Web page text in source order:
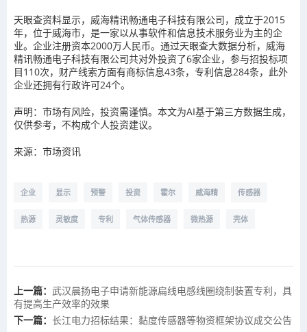
天眼查资料显示，威海精讯畅通电子科技有限公司，成立于2015
年，位于威海市，是一家以从事软件和信息技术服务业为主的企
业。企业注册资本2000万人民币。通过天眼查大数据分析，威海
精讯畅通电子科技有限公司共对外投资了6家企业，参与招投标项
目110次，财产线索方面有商标信息43条，专利信息284条，此外
企业还拥有行政许可24个。
声明：市场有风险，投资需谨慎。本文为AI基于第三方数据生成，
仅供参考，不构成个人投资建议。
来源：市场资讯
企业 显示 预警 投资 霍尔 威海精 传感器
热源 灵敏度 专利 气体传感器 微热源 壳体
上一篇： 武汉晨扬电子申请新能源扁线电感线圈绕制装置专利，具
有提高生产效率的效果
下一篇： 长江电力招标结果：黏度传感器等物资框架协议成交公告